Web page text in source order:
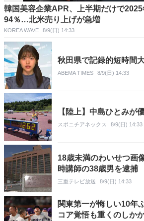
韓国美容企業APR、上半期だけで
94％…北米売り上げが急増
KOREA WAVE 8/9(日) 14:33
秋田県で記録的短時間
ABEMA TIMES 8/9(日) 14:33
【陸上】中島ひとみ
スポニチアネックス 8/9(日) 14:33
18歳未満のわいせつ
時講師の38歳男を逮
三重テレビ放送 8/9(日) 14:33
関東第一が悔しい10年
コア覚悟も重くのしか